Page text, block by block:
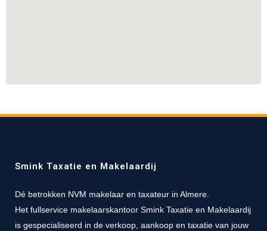
Smink Taxatie en Makelaardij
Dé betrokken NVM makelaar en taxateur in Almere.
Het fullservice makelaarskantoor Smink Taxatie en Makelaardij
is gespecialiseerd in de verkoop, aankoop en taxatie van jouw